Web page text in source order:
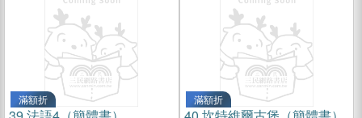
滿額折 滿額折